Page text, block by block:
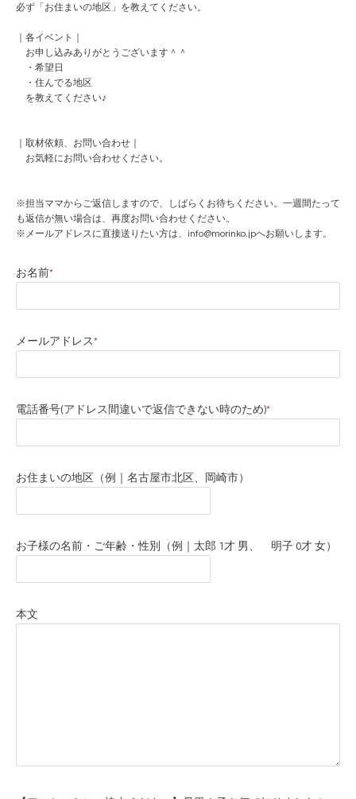
必ず「お住まいの地区」を教えてください。
｜各イベント｜
お申し込みありがとうございます＾＾
・希望日
・住んでる地区
を教えてください♪
｜取材依頼、お問い合わせ｜
お気軽にお問い合わせください。
※担当ママからご返信しますので、しばらくお待ちください。一週間たって
も返信が無い場合は、再度お問い合わせください。
※メールアドレスに直接送りたい方は、info@morinko.jpへお願いします。
お名前*
メールアドレス*
電話番号(アドレス間違いで返信できない時のため)*
お住まいの地区（例｜名古屋市北区、岡崎市）
お子様の名前・ご年齢・性別（例｜太郎 1才 男、 明子 0才 女）
本文